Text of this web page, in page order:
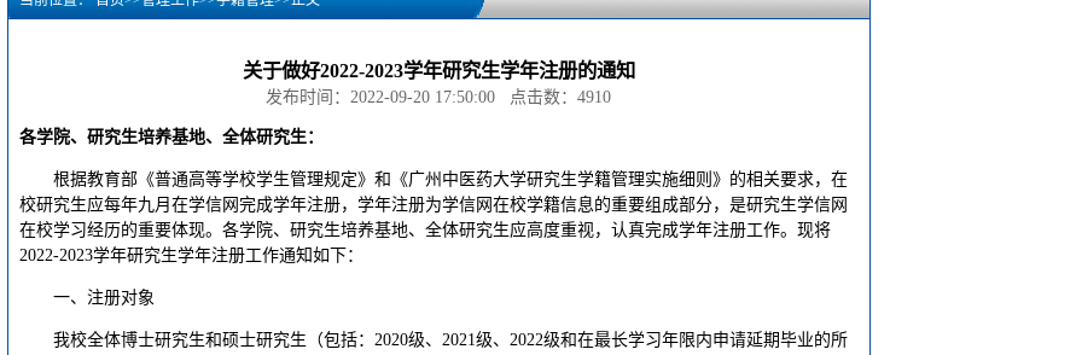
关于做好2022-2023学年研究生学年注册的通知
发布时间：2022-09-20 17:50:00 点击数： 4910
各学院、研究生培养基地、全体研究生：
根据教育部《普通高等学校学生管理规定》和《广州中医药大学研究生学籍管理实施细则》的相关要求，在
校研究生应每年九月在学信网完成学年注册，学年注册为学信网在校学籍信息的重要组成部分，是研究生学信网
在校学习经历的重要体现。各学院、研究生培养基地、全体研究生应高度重视，认真完成学年注册工作。现将
2022-2023学年研究生学年注册工作通知如下：
一、注册对象
我校全体博士研究生和硕士研究生（包括：2020级、2021级、2022级和在最长学习年限内申请延期毕业的所